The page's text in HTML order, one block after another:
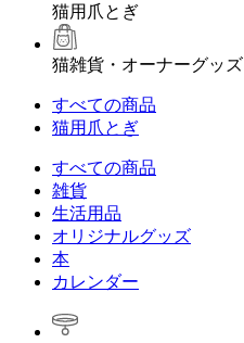
猫用爪とぎ
猫雑貨・オーナーグッズ
すべての商品
猫用爪とぎ
すべての商品
雑貨
生活用品
オリジナルグッズ
本
カレンダー